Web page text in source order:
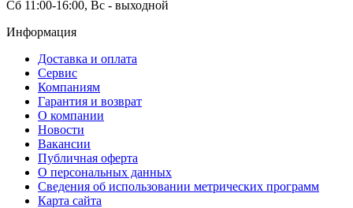
Сб 11:00-16:00, Вс - выходной
Информация
Доставка и оплата
Сервис
Компаниям
Гарантия и возврат
О компании
Новости
Вакансии
Публичная оферта
О персональных данных
Сведения об использовании метрических программ
Карта сайта